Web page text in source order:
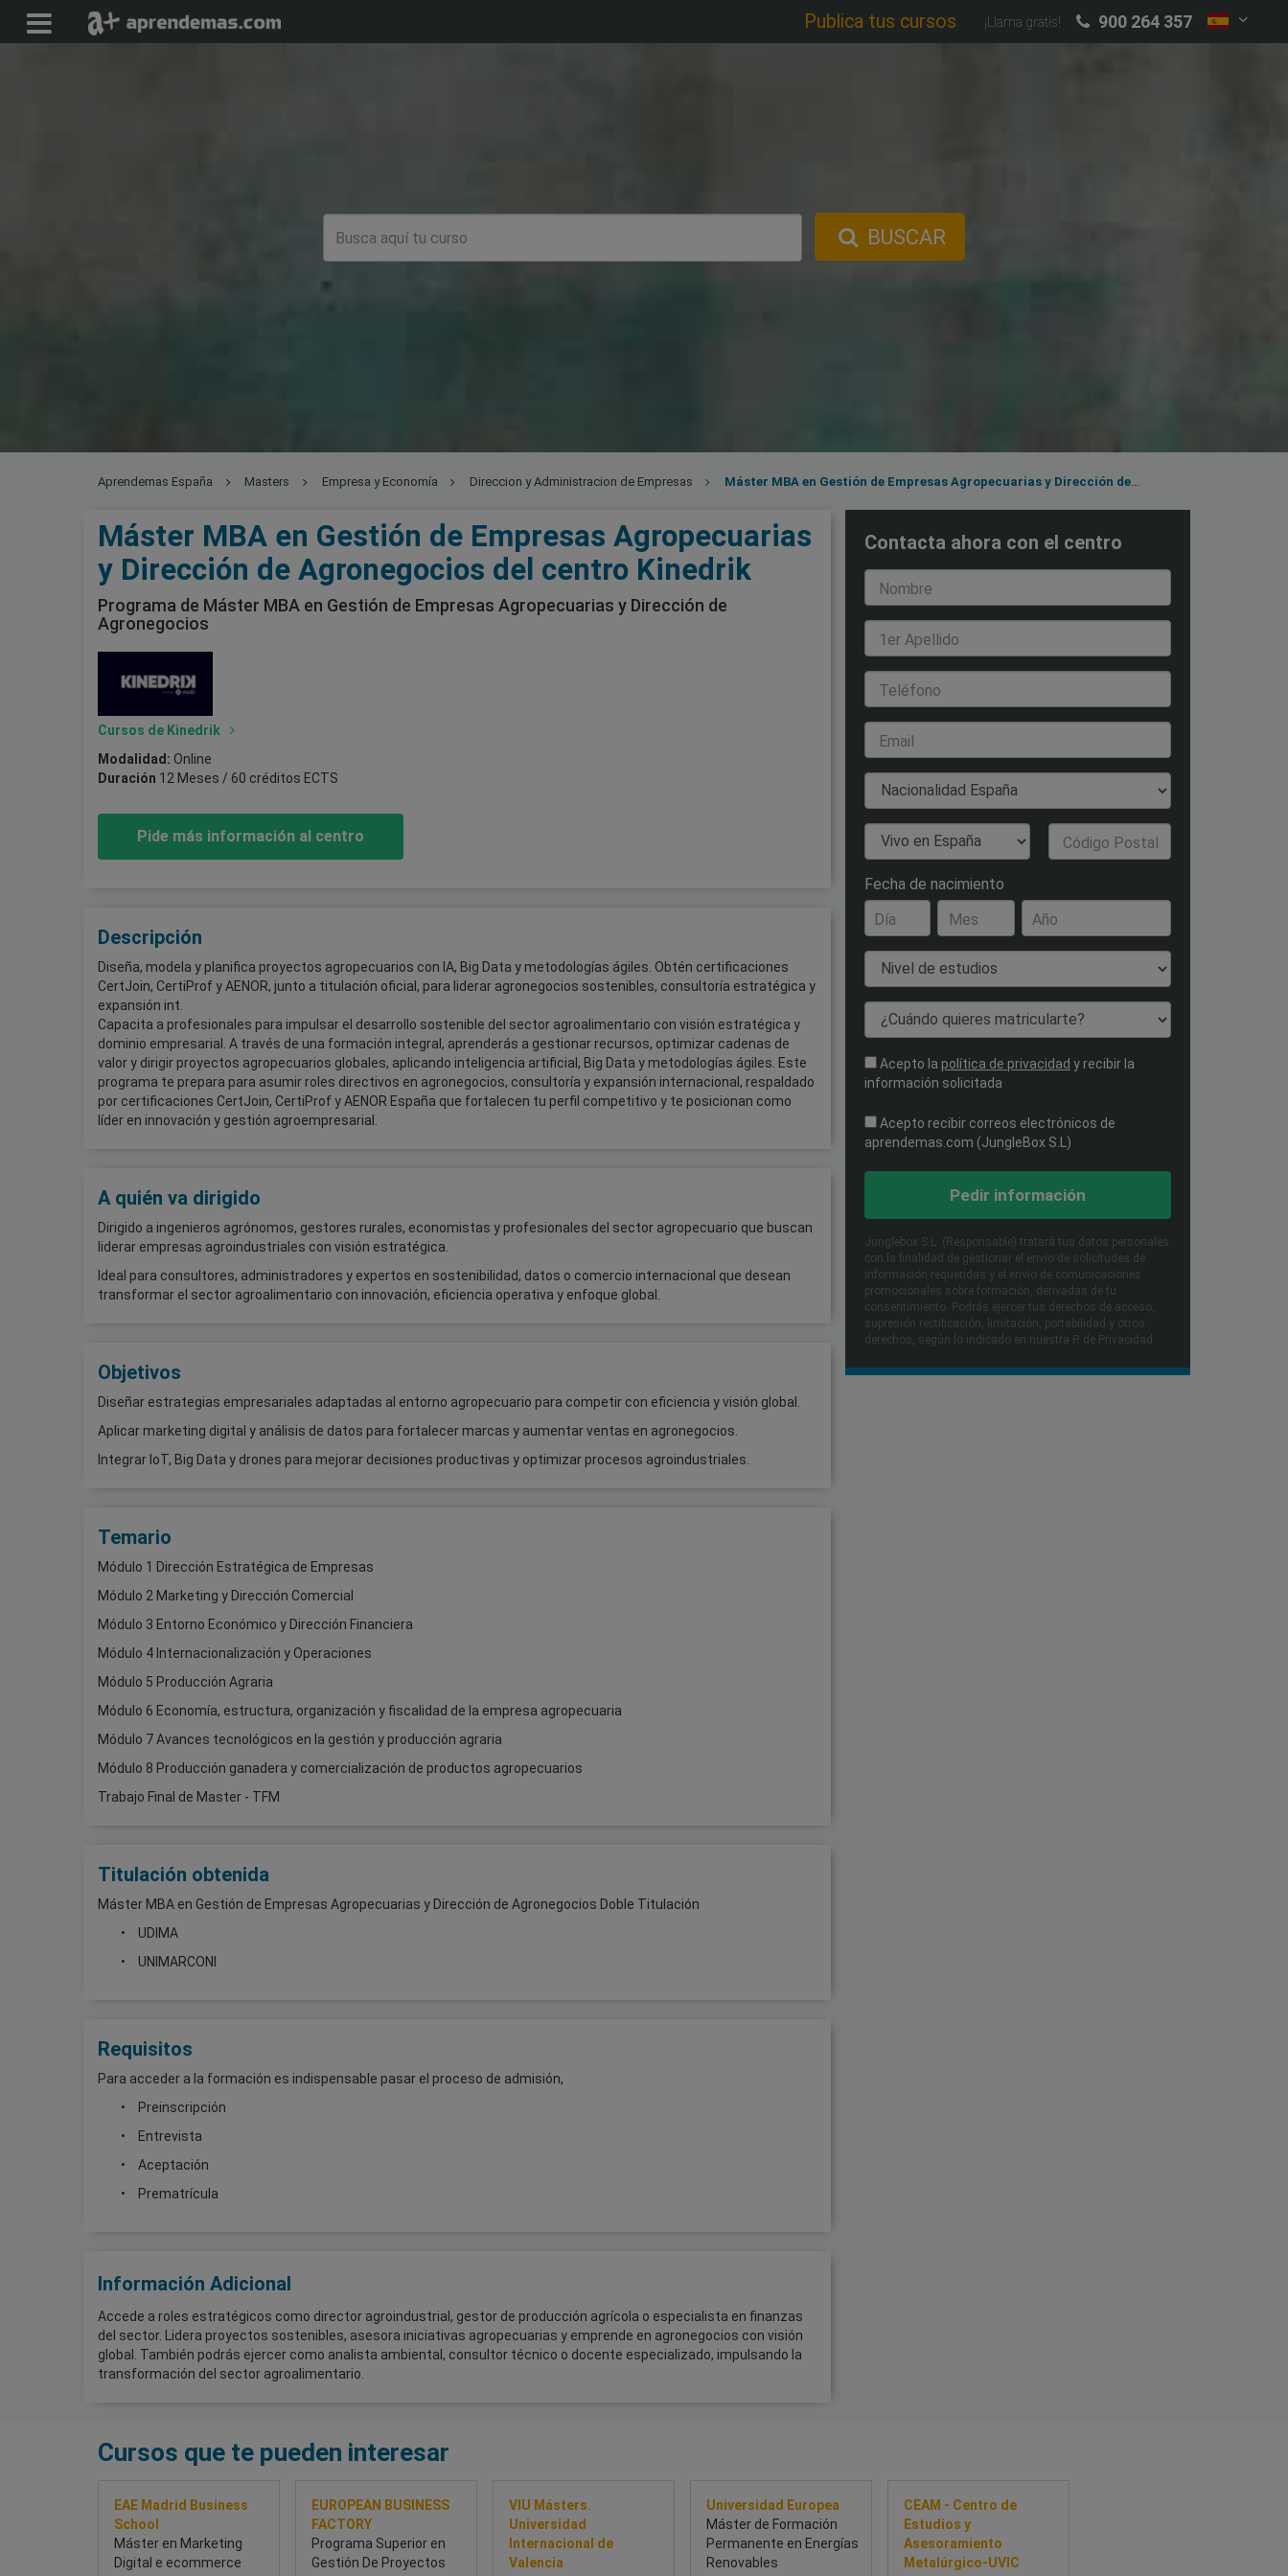
Publica tus cursos ¡Llama gratis! 900 264 357
BUSCAR
Aprendemas España Masters Empresa y Economía Direccion y Administracion de Empresas
Máster MBA en Gestión de Empresas Agropecuarias
y Dirección de Agronegocios del centro Kinedrik
Programa de Máster MBA en Gestión de Empresas Agropecuarias y Dirección de
Agronegocios
Cursos de Kinedrik
Modalidad: Online
Duración 12 Meses / 60 créditos ECTS
Pide más información al centro
Descripción
Diseña, modela y planifica proyectos agropecuarios con IA, Big Data y metodologías ágiles. Obtén certificaciones
CertJoin, CertiProf y AENOR, junto a titulación oficial, para liderar agronegocios sostenibles, consultoría estratégica y
expansión int.
Capacita a profesionales para impulsar el desarrollo sostenible del sector agroalimentario con visión estratégica y
dominio empresarial. A través de una formación integral, aprenderás a gestionar recursos, optimizar cadenas de
valor y dirigir proyectos agropecuarios globales, aplicando inteligencia artificial, Big Data y metodologías ágiles. Este
programa te prepara para asumir roles directivos en agronegocios, consultoría y expansión internacional, respaldado
por certificaciones CertJoin, CertiProf y AENOR España que fortalecen tu perfil competitivo y te posicionan como
líder en innovación y gestión agroempresarial.
A quién va dirigido
Dirigido a ingenieros agrónomos, gestores rurales, economistas y profesionales del sector agropecuario que buscan
liderar empresas agroindustriales con visión estratégica.
Ideal para consultores, administradores y expertos en sostenibilidad, datos o comercio internacional que desean
transformar el sector agroalimentario con innovación, eficiencia operativa y enfoque global.
Objetivos
Diseñar estrategias empresariales adaptadas al entorno agropecuario para competir con eficiencia y visión global.
Aplicar marketing digital y análisis de datos para fortalecer marcas y aumentar ventas en agronegocios.
Integrar IoT, Big Data y drones para mejorar decisiones productivas y optimizar procesos agroindustriales.
Temario
Módulo 1 Dirección Estratégica de Empresas
Módulo 2 Marketing y Dirección Comercial
Módulo 3 Entorno Económico y Dirección Financiera
Módulo 4 Internacionalización y Operaciones
Módulo 5 Producción Agraria
Módulo 6 Economía, estructura, organización y fiscalidad de la empresa agropecuaria
Módulo 7 Avances tecnológicos en la gestión y producción agraria
Módulo 8 Producción ganadera y comercialización de productos agropecuarios
Trabajo Final de Master - TFM
Titulación obtenida
Máster MBA en Gestión de Empresas Agropecuarias y Dirección de Agronegocios Doble Titulación
UDIMA
UNIMARCONI
Requisitos
Para acceder a la formación es indispensable pasar el proceso de admisión,
Preinscripción
Entrevista
Aceptación
Prematrícula
Información Adicional
Accede a roles estratégicos como director agroindustrial, gestor de producción agrícola o especialista en finanzas
del sector. Lidera proyectos sostenibles, asesora iniciativas agropecuarias y emprende en agronegocios con visión
global. También podrás ejercer como analista ambiental, consultor técnico o docente especializado, impulsando la
transformación del sector agroalimentario.
Contacta ahora con el centro
Nombre
1er Apellido
Teléfono
Email
Nacionalidad
País de Residencia Código Postal
Fecha de nacimiento
Día
Mes Año
Nivel de estudios
¿Cuándo quieres matricularte?
Acepto la política de privacidad y recibir la
información solicitada
Acepto recibir correos electrónicos de
aprendemas.com (JungleBox S.L)
Pedir información
Junglebox S.L. (Responsable) tratará tus datos personales
con la finalidad de gestionar el envío de solicitudes de
información requeridas y el envío de comunicaciones
promocionales sobre formación, derivadas de tu
consentimiento. Podrás ejercer tus derechos de acceso,
supresión rectificación, limitación, portabilidad y otros
derechos, según lo indicado en nuestra P. de Privacidad​
Cursos que te pueden interesar
EAE Madrid Business
School
Máster en Marketing
Digital e ecommerce
EUROPEAN BUSINESS
FACTORY
Programa Superior en
Gestión De Proyectos
VIU Másters.
Universidad
Internacional de
Valencia
Universidad Europea
Máster de Formación
Permanente en Energías
Renovables
CEAM - Centro de
Estudios y
Asesoramiento
Metalúrgico-UVIC